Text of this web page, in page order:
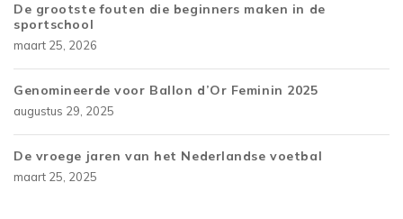
De grootste fouten die beginners maken in de
sportschool
maart 25, 2026
Genomineerde voor Ballon d’Or Feminin 2025
augustus 29, 2025
De vroege jaren van het Nederlandse voetbal
maart 25, 2025